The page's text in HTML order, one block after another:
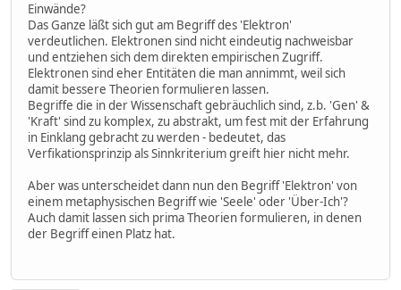
Einwände?
Das Ganze läßt sich gut am Begriff des 'Elektron'
verdeutlichen. Elektronen sind nicht eindeutig nachweisbar
und entziehen sich dem direkten empirischen Zugriff.
Elektronen sind eher Entitäten die man annimmt, weil sich
damit bessere Theorien formulieren lassen.
Begriffe die in der Wissenschaft gebräuchlich sind, z.b. 'Gen' &
'Kraft' sind zu komplex, zu abstrakt, um fest mit der Erfahrung
in Einklang gebracht zu werden - bedeutet, das
Verfikationsprinzip als Sinnkriterium greift hier nicht mehr.
Aber was unterscheidet dann nun den Begriff 'Elektron' von
einem metaphysischen Begriff wie 'Seele' oder 'Über-Ich'?
Auch damit lassen sich prima Theorien formulieren, in denen
der Begriff einen Platz hat.